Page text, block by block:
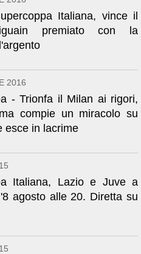
Italiana, vince il
premiato con la
2016
- Trionfa il Milan ai rigori,
compie un miracolo su
esce in lacrime
Italiana, Lazio e Juve a
agosto alle 20. Diretta su